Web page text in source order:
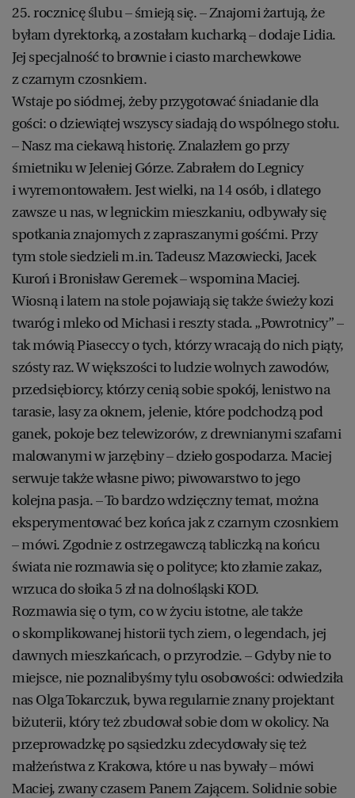
25. rocznicę ślubu – śmieją się. – Znajomi żartują, że
byłam dyrektorką, a zostałam kucharką – dodaje Lidia.
Jej specjalność to brownie i ciasto marchewkowe
z czarnym czosnkiem.
Wstaje po siódmej, żeby przygotować śniadanie dla
gości: o dziewiątej wszyscy siadają do wspólnego stołu.
– Nasz ma ciekawą historię. Znalazłem go przy
śmietniku w Jeleniej Górze. Zabrałem do Legnicy
i wyremontowałem. Jest wielki, na 14 osób, i dlatego
zawsze u nas, w legnickim mieszkaniu, odbywały się
spotkania znajomych z zapraszanymi gośćmi. Przy
tym stole siedzieli m.in. Tadeusz Mazowiecki, Jacek
Kuroń i Bronisław Geremek – wspomina Maciej.
Wiosną i latem na stole pojawiają się także świeży kozi
twaróg i mleko od Michasi i reszty stada. „Powrotnicy” –
tak mówią Piaseccy o tych, którzy wracają do nich piąty,
szósty raz. W większości to ludzie wolnych zawodów,
przedsiębiorcy, którzy cenią sobie spokój, lenistwo na
tarasie, lasy za oknem, jelenie, które podchodzą pod
ganek, pokoje bez telewizorów, z drewnianymi szafami
malowanymi w jarzębiny – dzieło gospodarza. Maciej
serwuje także własne piwo; piwowarstwo to jego
kolejna pasja. – To bardzo wdzięczny temat, można
eksperymentować bez końca jak z czarnym czosnkiem
– mówi. Zgodnie z ostrzegawczą tabliczką na końcu
świata nie rozmawia się o polityce; kto złamie zakaz,
wrzuca do słoika 5 zł na dolnośląski KOD.
Rozmawia się o tym, co w życiu istotne, ale także
o skomplikowanej historii tych ziem, o legendach, jej
dawnych mieszkańcach, o przyrodzie. – Gdyby nie to
miejsce, nie poznalibyśmy tylu osobowości: odwiedziła
nas Olga Tokarczuk, bywa regularnie znany projektant
biżuterii, który też zbudował sobie dom w okolicy. Na
przeprowadzkę po sąsiedzku zdecydowały się też
małżeństwa z Krakowa, które u nas bywały – mówi
Maciej, zwany czasem Panem Zającem. Solidnie sobie